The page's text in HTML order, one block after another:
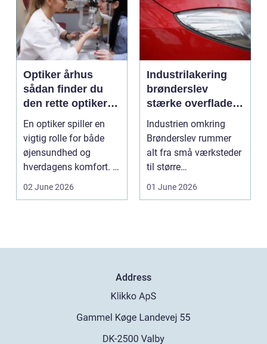
Optiker århus
sådan finder du
den rette optiker i
byen
En optiker spiller en
vigtig rolle for både
øjensundhed og
hverdagens komfort. I
en by som Aarhus, h...
02 June 2026
Industrilakering
brønderslev
stærke overflader
til industri og
erhverv
Industrien omkring
Brønderslev rummer
alt fra små værksteder
til større
produktionsvirksomhe
01 June 2026
Address